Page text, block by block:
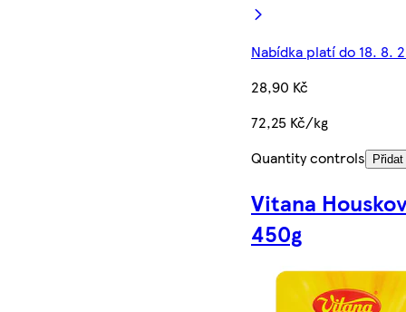
Nabídka platí do 18. 8.
28,90 Kč
72,25 Kč/kg
Quantity controls
Přidat
Vitana
450g